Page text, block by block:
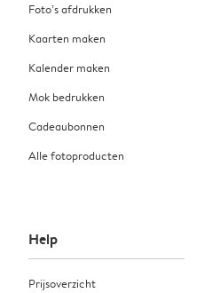
Foto’s afdrukken
Kaarten maken
Kalender maken
Mok bedrukken
Cadeaubonnen
Alle fotoproducten
Help
Prijsoverzicht